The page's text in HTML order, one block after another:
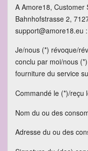
A Amore18, Customer
Bahnhofstrasse 2,
support@amore18.eu :
Je/nous (*) révoque/
conclu par moi/nous
fourniture du service
Commandé le (*)/reçu
Nom du ou des
Adresse du ou des